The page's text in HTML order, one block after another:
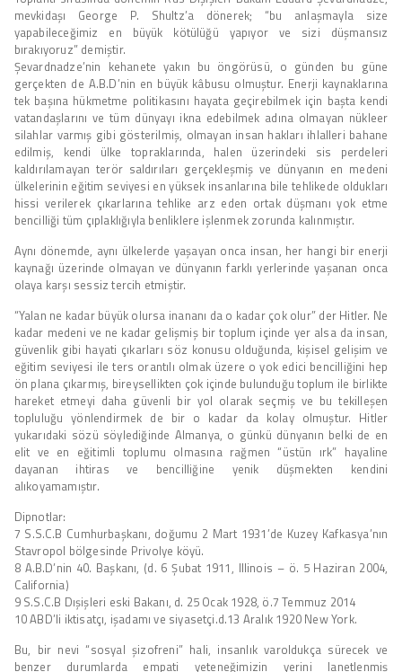
mevkidaşı George P. Shultz’a dönerek; “bu anlaşmayla size
yapabileceğimiz en büyük kötülüğü yapıyor ve sizi düşmansız
bırakıyoruz” demiştir.
Şevardnadze’nin kehanete yakın bu öngörüsü, o günden bu güne
gerçekten de A.B.D’nin en büyük kâbusu olmuştur. Enerji kaynaklarına
tek başına hükmetme politikasını hayata geçirebilmek için başta kendi
vatandaşlarını ve tüm dünyayı ikna edebilmek adına olmayan nükleer
silahlar varmış gibi gösterilmiş, olmayan insan hakları ihlalleri bahane
edilmiş, kendi ülke topraklarında, halen üzerindeki sis perdeleri
kaldırılamayan terör saldırıları gerçekleşmiş ve dünyanın en medeni
ülkelerinin eğitim seviyesi en yüksek insanlarına bile tehlikede oldukları
hissi verilerek çıkarlarına tehlike arz eden ortak düşmanı yok etme
bencilliği tüm çıplaklığıyla benliklere işlenmek zorunda kalınmıştır.
Aynı dönemde, aynı ülkelerde yaşayan onca insan, her hangi bir enerji
kaynağı üzerinde olmayan ve dünyanın farklı yerlerinde yaşanan onca
olaya karşı sessiz tercih etmiştir.
“Yalan ne kadar büyük olursa inananı da o kadar çok olur” der Hitler. Ne
kadar medeni ve ne kadar gelişmiş bir toplum içinde yer alsa da insan,
güvenlik gibi hayati çıkarları söz konusu olduğunda, kişisel gelişim ve
eğitim seviyesi ile ters orantılı olmak üzere o yok edici bencilliğini hep
ön plana çıkarmış, bireysellikten çok içinde bulunduğu toplum ile birlikte
hareket etmeyi daha güvenli bir yol olarak seçmiş ve bu tekilleşen
topluluğu yönlendirmek de bir o kadar da kolay olmuştur. Hitler
yukarıdaki sözü söylediğinde Almanya, o günkü dünyanın belki de en
elit ve en eğitimli toplumu olmasına rağmen “üstün ırk” hayaline
dayanan ihtiras ve bencilliğine yenik düşmekten kendini
alıkoyamamıştır.
Dipnotlar:
7 S.S.C.B Cumhurbaşkanı, doğumu 2 Mart 1931’de Kuzey Kafkasya’nın
Stavropol bölgesinde Privolye köyü.
8 A.B.D’nin 40. Başkanı, (d. 6 Şubat 1911, Illinois – ö. 5 Haziran 2004,
California)
9 S.S.C.B Dışişleri eski Bakanı, d. 25 Ocak 1928, ö.7 Temmuz 2014
10 ABD’li iktisatçı, işadamı ve siyasetçi.d.13 Aralık 1920 New York.
Bu, bir nevi “sosyal şizofreni” hali, insanlık varoldukça sürecek ve
benzer durumlarda empati yeteneğimizin yerini lanetlenmiş